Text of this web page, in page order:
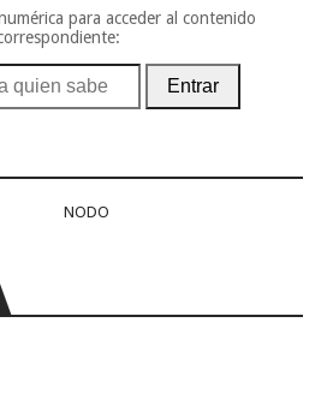
para acceder al contenido
Entrar
NODO